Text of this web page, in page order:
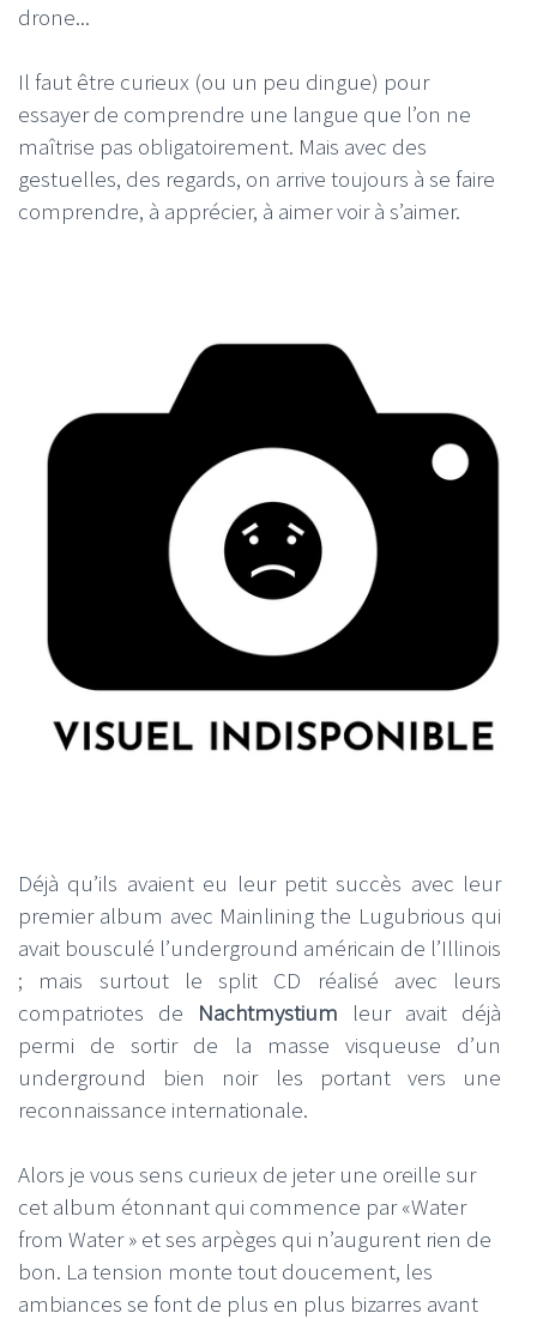
drone...
Il faut être curieux (ou un peu dingue) pour
essayer de comprendre une langue que l’on ne
maîtrise pas obligatoirement. Mais avec des
gestuelles, des regards, on arrive toujours à se faire
comprendre, à apprécier, à aimer voir à s’aimer.
Déjà qu’ils avaient eu leur petit succès avec leur
premier album avec Mainlining the Lugubrious qui
avait bousculé l’underground américain de l’Illinois
; mais surtout le split CD réalisé avec leurs
compatriotes de Nachtmystium leur avait déjà
permi de sortir de la masse visqueuse d’un
underground bien noir les portant vers une
reconnaissance internationale.
Alors je vous sens curieux de jeter une oreille sur
cet album étonnant qui commence par «Water
from Water » et ses arpèges qui n’augurent rien de
bon. La tension monte tout doucement, les
ambiances se font de plus en plus bizarres avant